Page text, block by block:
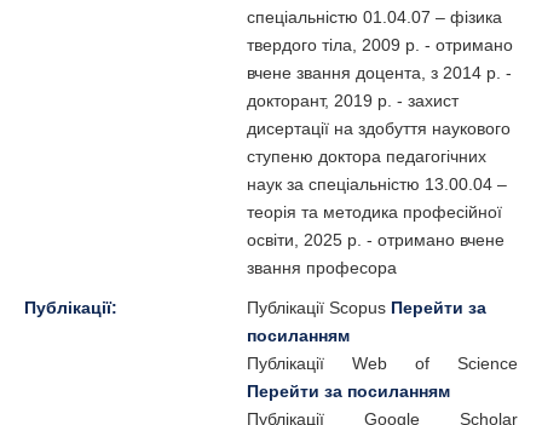
спеціальністю 01.04.07 – фізика
твердого тіла, 2009 р. - отримано
вчене звання доцента, з 2014 р. -
докторант, 2019 р. - захист
дисертації на здобуття наукового
ступеню доктора педагогічних
наук за спеціальністю 13.00.04 –
теорія та методика професійної
освіти, 2025 р. - отримано вчене
звання професора
Публікації: Публікації Scopus Перейти за
посиланням
Публікації Web of Science
Перейти за посиланням
Публікації Google Scholar